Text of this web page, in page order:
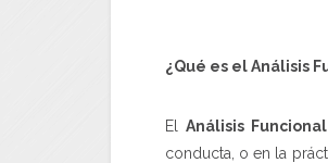
¿Qué es el Análisis
El Análisis Funcional
conducta, o en la